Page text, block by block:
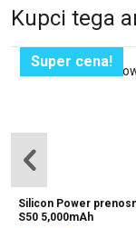
Kupci tega
Super cena!
Silicon Power
S50 5,000mAh